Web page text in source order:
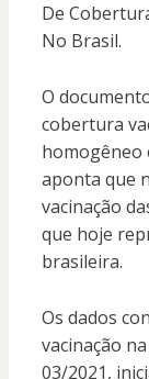
De
No Brasil.
O
cobertura
homogêneo
aponta que
vacinação
que hoje
brasileira.
Os dados
vacinação
03/2021,